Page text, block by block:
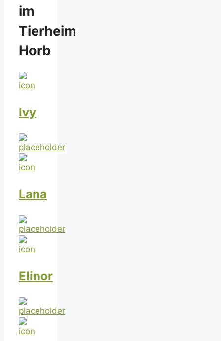
im
Tierheim
Horb
Ivy
Lana
Elinor